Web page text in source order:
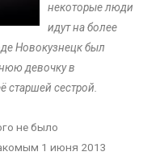
некоторые люди
идут на более
Новокузнецк был
девочку в
старшей сестрой.
не было
1 июня 2013